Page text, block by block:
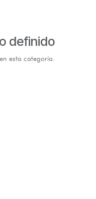
definido
esta categoría.